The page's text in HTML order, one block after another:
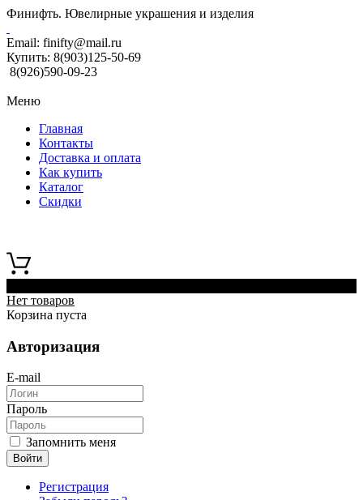
Финифть. Ювелирные украшения и изделия
Email: finifty@mail.ru
Купить: 8(903)125-50-69
8(926)590-09-23
Меню
Главная
Контакты
Доставка и оплата
Как купить
Каталог
Скидки
Нет товаров
Корзина пуста
Авторизация
E-mail
Пароль
Запомнить меня
Войти
Регистрация